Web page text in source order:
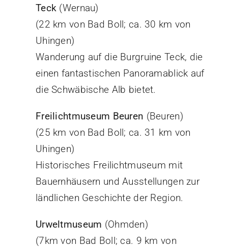
Teck (Wernau)
(22 km von Bad Boll; ca. 30 km von
Uhingen)
Wanderung auf die Burgruine Teck, die
einen fantastischen Panoramablick auf
die Schwäbische Alb bietet.
Freilichtmuseum Beuren (Beuren)
(25 km von Bad Boll; ca. 31 km von
Uhingen)
Historisches Freilichtmuseum mit
Bauernhäusern und Ausstellungen zur
ländlichen Geschichte der Region.
Urweltmuseum (Ohmden)
(7km von Bad Boll; ca. 9 km von